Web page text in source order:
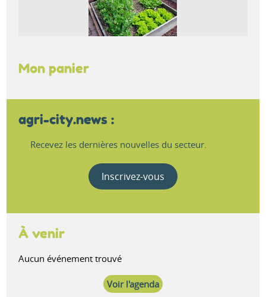
Mon panier
agri-city.news :
Recevez les dernières nouvelles du secteur.
Inscrivez-vous
À venir
Aucun événement trouvé
Voir l'agenda